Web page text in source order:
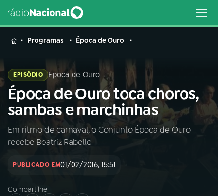
MENU
Buscar
na
Rádio
Nacional
Buscar
Programas Época de Ouro
EPISÓDIO Época de Ouro
Época de Ouro toca choros,
sambas e marchinhas
Em ritmo de carnaval, o Conjunto Época de Ouro
recebe Beatriz Rabello
PUBLICADO EM01/02/2016, 15:51
Compartilhe